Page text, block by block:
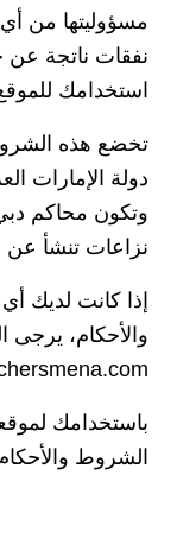
مسؤوليتها من
نفقات ناتجة عن
استخدامك
تخضع هذه
دولة الإمارات
وتكون محاكم
نزاعات تنشأ عن
إذا كانت
والأحكام، يرجى
باستخدامك
الشروط